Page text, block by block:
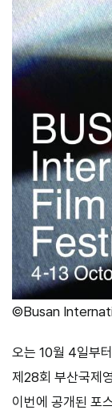
©Busan
오는 10월 4일부
제28회 부산국제
이번에 공개된 포